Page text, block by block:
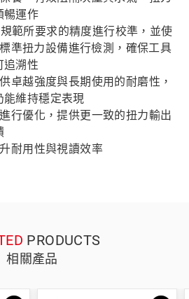
暢運作
範所要求的精度進行校準，並使
準扭力設備進行檢測，確保工具
追溯性
卓越強度與長期使用的耐磨性，
維持穩定表現
行優化，提供更一致的扭力輸出
耐用性與視讀效率
PRODUCTS
相關產品